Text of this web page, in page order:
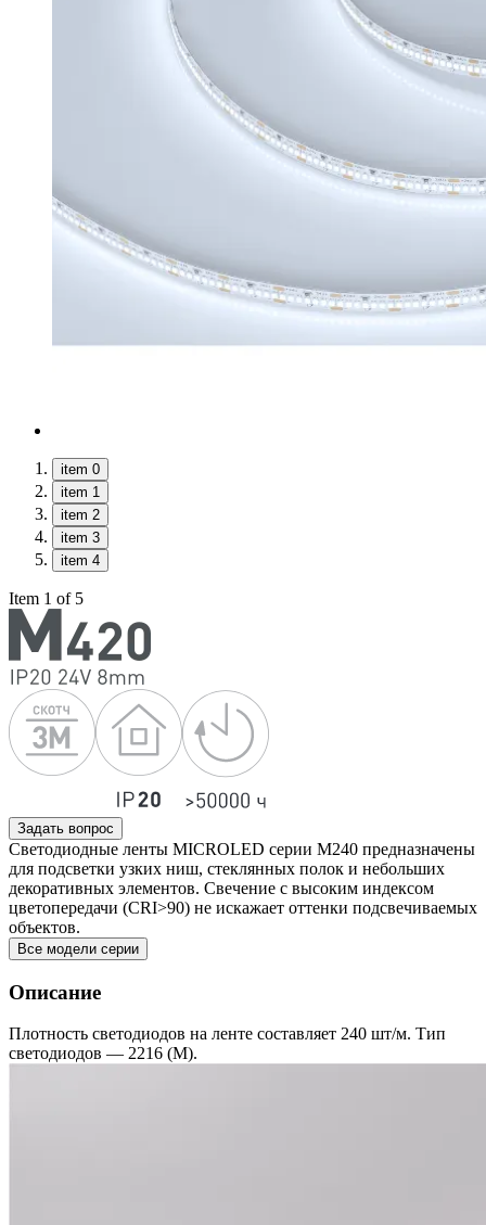
item 0
item 1
item 2
item 3
item 4
Item 1 of 5
Задать вопрос
Светодиодные ленты MICROLED серии M240 предназначены
для подсветки узких ниш, стеклянных полок и небольших
декоративных элементов. Свечение с высоким индексом
цветопередачи (CRI>90) не искажает оттенки подсвечиваемых
объектов.
Все модели серии
Описание
Плотность светодиодов на ленте составляет 240 шт/м. Тип
светодиодов — 2216 (M).